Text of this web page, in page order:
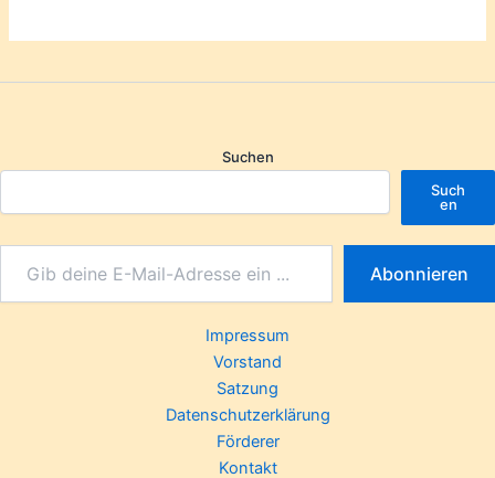
Suchen
Such
en
Abonnieren
Impressum
Vorstand
Satzung
Datenschutzerklärung
Förderer
Kontakt